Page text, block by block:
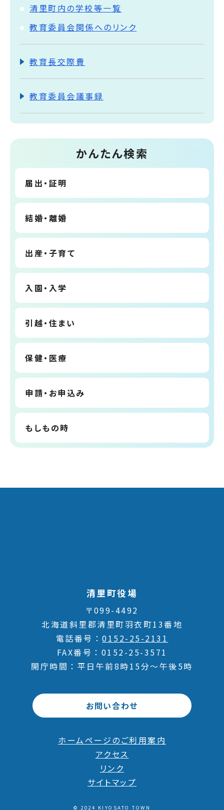
清里町内の学校等一覧
教育委員会関係へのリンク
教育長交際費
教育委員会議事録
かんたん検索
届出・証明
結婚・離婚
出産・子育て
入園・入学
引越・住まい
保健・医療
申請・お申込み
もしもの時
清里町役場
〒099-4492
北海道斜里郡清里町羽衣町13番地
電話番号
0152-25-2131
FAX番号
0152-25-3571
開庁時間
平日午前8時15分～午後5時
お問い合わせ
ホームページのご利用案内
アクセス
リンク
サイトマップ
© 2024 KIYOSATO TOWN